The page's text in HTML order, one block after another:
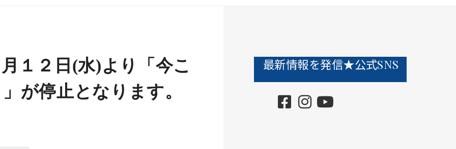
１２日(水)より「今こ
が停止となります。
最新情報を発信★公式SNS